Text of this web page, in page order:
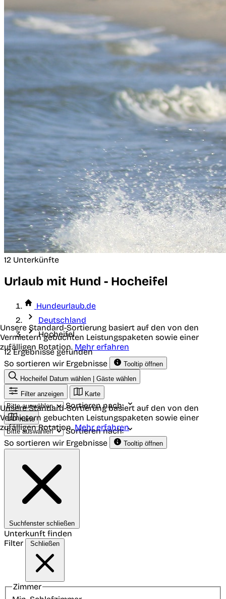
12 Unterkünfte
Urlaub mit Hund - Hocheifel
Hundeurlaub.de
Deutschland
Hocheifel
12 Ergebnisse gefunden
So sortieren wir Ergebnisse
Tooltip öffnen
Unsere Standard-Sortierung basiert auf den von den
Vermietern gebuchten Leistungspaketen sowie einer
zufälligen Rotation. Mehr erfahren
Hocheifel Datum wählen | Gäste wählen
Filter anzeigen
Karte
Sortieren nach:
Karte
Sortieren nach:
So sortieren wir Ergebnisse
Tooltip öffnen
Unsere Standard-Sortierung basiert auf den von den
Vermietern gebuchten Leistungspaketen sowie einer
zufälligen Rotation.Mehr erfahren
Suchfenster schließen
Unterkunft finden
Filter
Schließen
Zimmer